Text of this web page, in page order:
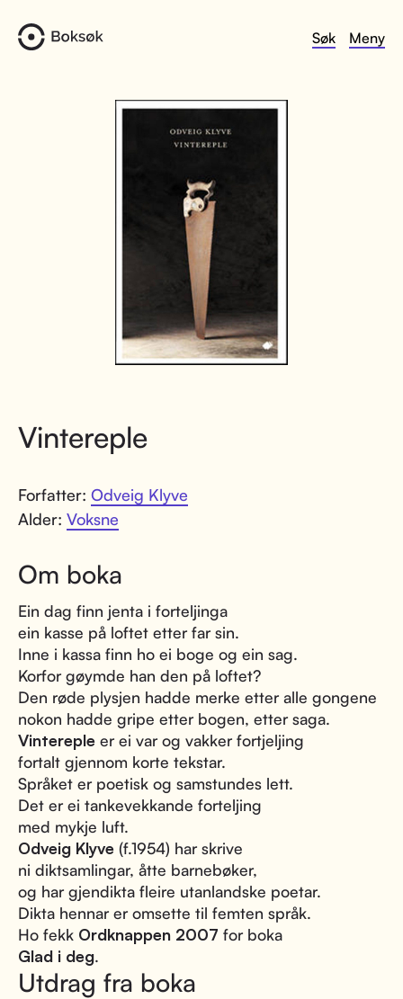
Søk Meny
Vintereple
Forfatter: Odveig Klyve
Alder: Voksne
Om boka
Ein dag finn jenta i forteljinga
ein kasse på loftet etter far sin.
Inne i kassa finn ho ei boge og ein sag.
Korfor gøymde han den på loftet?
Den røde plysjen hadde merke etter alle gongene
nokon hadde gripe etter bogen, etter saga.
Vintereple er ei var og vakker fortjeljing
fortalt gjennom korte tekstar.
Språket er poetisk og samstundes lett.
Det er ei tankevekkande forteljing
med mykje luft.
Odveig Klyve (f.1954) har skrive
ni diktsamlingar, åtte barnebøker,
og har gjendikta fleire utanlandske poetar.
Dikta hennar er omsette til femten språk.
Ho fekk Ordknappen 2007 for boka
Glad i deg.
Utdrag fra boka